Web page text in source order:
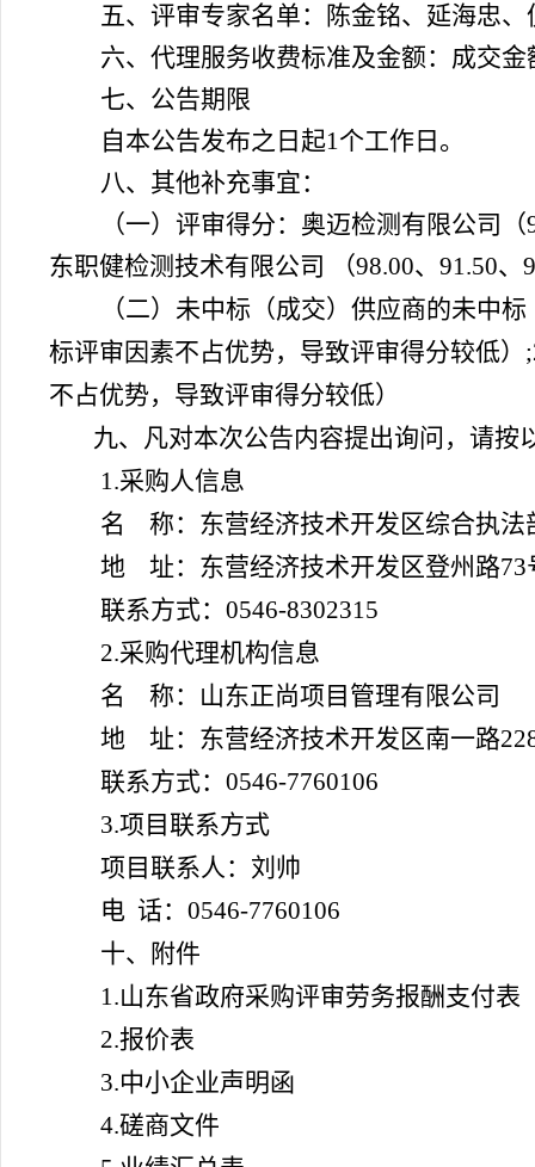
五、评审专家名单：
陈金铭、延海忠、
六、代理服务收费标准及金额： 成交金
七、公告期限
自本公告发布之日起1个工作日。
八、其他补充事宜：
（一）评审得分：奥迈检测有限公司
东职健检测技术有限公司 （98.00、91.50、
（二）未中标（成交）供应商的未中
标评审因素不占优势，导致评审得分较低
不占优势，导致评审得分较低）
九、凡对本次公告内容提出询问，请按
1.采购人信息
名 称：东营经济技术开发区综合执法
地 址：东营经济技术开发区登州路73
联系方式：0546-8302315
2.采购代理机构信息
名 称：山东正尚项目管理有限公司
地 址：东营经济技术开发区南一路
联系方式：0546-7760106
3.项目联系方式
项目联系人：刘帅
电 话：0546-7760106
十、附件
1.山东省政府采购评审劳务报酬支付表
2.报价表
3.中小企业声明函
4.磋商文件